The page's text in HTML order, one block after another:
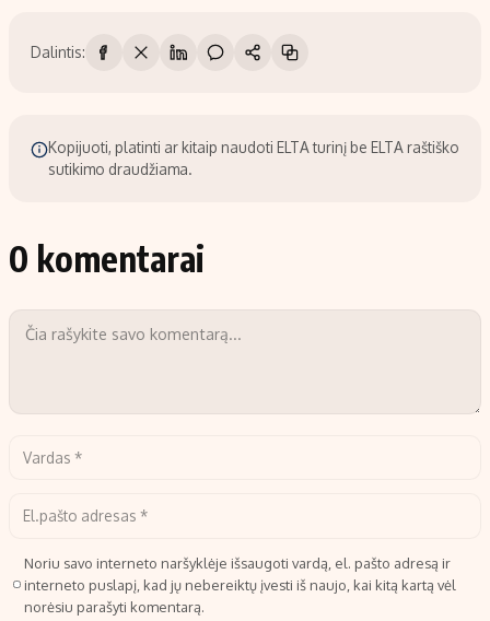
Dalintis:
Kopijuoti, platinti ar kitaip naudoti ELTA turinį be ELTA raštiško
sutikimo draudžiama.
0 komentarai
Noriu savo interneto naršyklėje išsaugoti vardą, el. pašto adresą ir
interneto puslapį, kad jų nebereiktų įvesti iš naujo, kai kitą kartą vėl
norėsiu parašyti komentarą.